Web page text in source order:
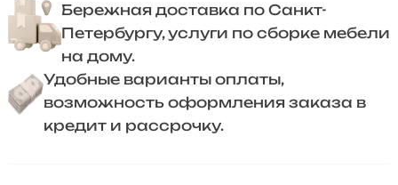
Бережная доставка по Санкт-
Петербургу, услуги по сборке мебели
на дому.
Удобные варианты оплаты,
возможность оформления заказа в
кредит и рассрочку.